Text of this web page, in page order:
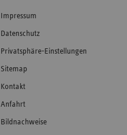
Impressum
Datenschutz
Privatsphäre-Einstellungen
Sitemap
Kontakt
Anfahrt
Bildnachweise